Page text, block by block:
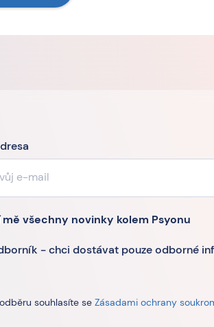
mě všechny novinky kolem Psyonu
- chci dostávat pouze odborné
souhlasíte se Zásadami ochrany